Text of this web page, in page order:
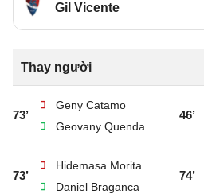
Gil Vicente
Thay người
73’
Geny Catamo
Geovany Quenda
46’
73’
Hidemasa Morita
Daniel Braganca
74’